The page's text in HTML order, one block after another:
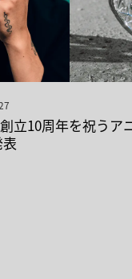
立10周年を祝うア